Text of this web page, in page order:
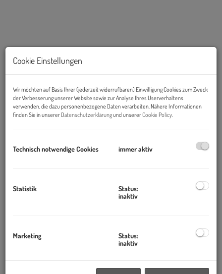
der Volksoper und liegt direkt bei der Ubahn-Station "U6
Cookie Einstellungen
Wir möchten auf Basis Ihrer (jederzeit widerrufbaren) Einwilligung Cookies zum Zweck
der Verbesserung unserer Website sowie zur Analyse Ihres Userverhaltens
verwenden, die dazu personenbezogene Daten verarbeiten. Nähere Informationen
finden Sie in unserer Datenschutzerklärungund unsererCookie Policy
Technisch notwendige Cookies immer aktiv
Statistik
Status:
inaktiv
Marketing
Status:
inaktiv